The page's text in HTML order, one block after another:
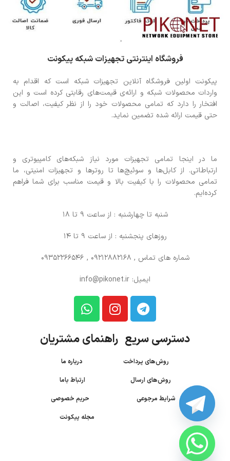
فروشگاه اینترنتی تجهیزات شبکه پیکونت
پیکونت اولین فروشگاه آنلاین تجهیزات شبکه است که اقدام به
واردات محصولات شبکه و ارائه‌ی قیمت‌های رقابتی کرده است و این
افتخار را دارد که تمامی محصولات خود را از نظر کیفیت، اصالت و
حتی قیمت ارائه شده تضمین نماید.
ما در اینجا تمامی تجهیزات مورد نیاز شبکه‌های کامپیوتری و
ارتباطاتی. از کابل‌ها و سوئیچ‌ها تا روترها و تجهیزات امنیتی، ما
تمامی محصولات را با کیفیت بالا و قیمت مناسب برای شما فراهم
کرده‌ایم.
شنبه تا چهارشنبه : از ساعت 9 تا 18
روزهای پنجشنبه : از ساعت 9 تا 14
شماره های تماس , 09212882168 , 09352266546
ایمیل: info@pikonet.ir
دسترسی سریع راهنمای مشتریان
روش‌های پرداخت درباره ما
روش‌های ارسال
ارتباط باما
شرایط مرجوعی
حریم خصوصی
مجله پیکونت
CHATY